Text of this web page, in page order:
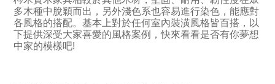
多木種中脫穎而出，另外淺色系也容易進行染色，能應對
各風格的搭配。基本上對於任何室內裝潢風格皆百搭，以
下提供深受大家喜愛的風格案例，快來看看是否有你夢想
中家的模樣吧!